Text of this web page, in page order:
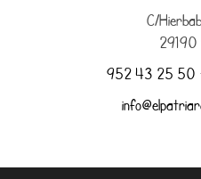
C/
29190
952 43 25 50